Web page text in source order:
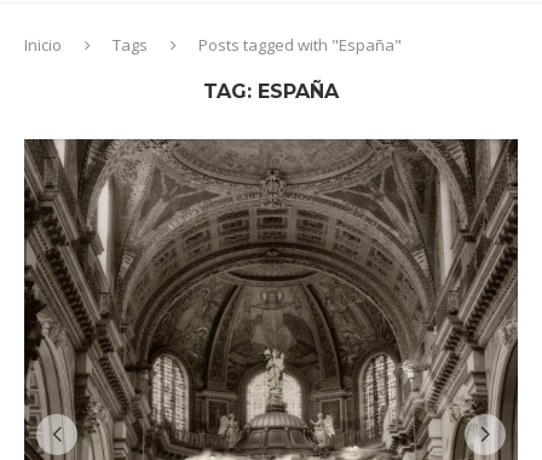
Inicio Tags Posts tagged with "España"
TAG: ESPAÑA